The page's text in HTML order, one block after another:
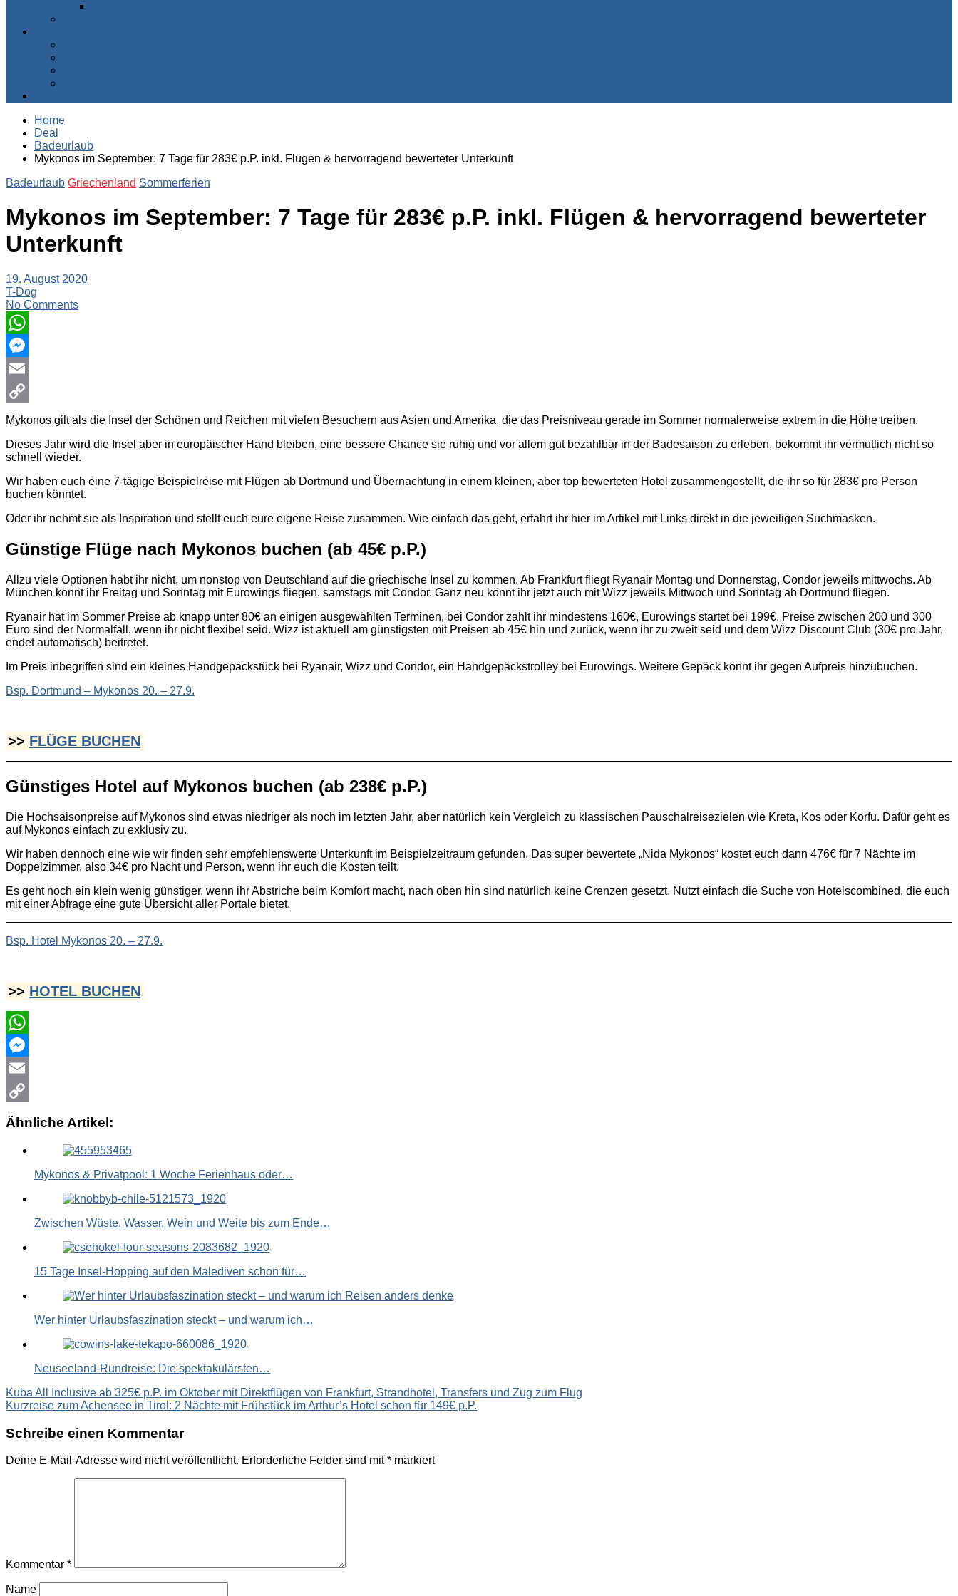
Home
Deal
Badeurlaub
Mykonos im September: 7 Tage für 283€ p.P. inkl. Flügen & hervorragend bewerteter Unterkunft
Badeurlaub Griechenland Sommerferien
Mykonos im September: 7 Tage für 283€ p.P. inkl. Flügen & hervorragend bewerteter
Unterkunft
19. August 2020
T-Dog
No Comments
WhatsApp
Messenger
Email
Copy
Mykonos gilt als die Insel der Schönen und Reichen mit vielen Besuchern aus Asien und Amerika, die das Preisniveau gerade im Sommer normalerweise extrem in die Höhe treiben.
Dieses Jahr wird die Insel aber in europäischer Hand bleiben, eine bessere Chance sie ruhig und vor allem gut bezahlbar in der Badesaison zu erleben, bekommt ihr vermutlich nicht so
schnell wieder.
Wir haben euch eine 7-tägige Beispielreise mit Flügen ab Dortmund und Übernachtung in einem kleinen, aber top bewerteten Hotel zusammengestellt, die ihr so für 283€ pro Person
buchen könntet.
Oder ihr nehmt sie als Inspiration und stellt euch eure eigene Reise zusammen. Wie einfach das geht, erfahrt ihr hier im Artikel mit Links direkt in die jeweiligen Suchmasken.
Günstige Flüge nach Mykonos buchen (ab 45€ p.P.)
Allzu viele Optionen habt ihr nicht, um nonstop von Deutschland auf die griechische Insel zu kommen. Ab Frankfurt fliegt Ryanair Montag und Donnerstag, Condor jeweils mittwochs. Ab
München könnt ihr Freitag und Sonntag mit Eurowings fliegen, samstags mit Condor. Ganz neu könnt ihr jetzt auch mit Wizz jeweils Mittwoch und Sonntag ab Dortmund fliegen.
Ryanair hat im Sommer Preise ab knapp unter 80€ an einigen ausgewählten Terminen, bei Condor zahlt ihr mindestens 160€, Eurowings startet bei 199€. Preise zwischen 200 und 300
Euro sind der Normalfall, wenn ihr nicht flexibel seid. Wizz ist aktuell am günstigsten mit Preisen ab 45€ hin und zurück, wenn ihr zu zweit seid und dem Wizz Discount Club (30€ pro Jahr,
endet automatisch) beitretet.
Im Preis inbegriffen sind ein kleines Handgepäckstück bei Ryanair, Wizz und Condor, ein Handgepäckstrolley bei Eurowings. Weitere Gepäck könnt ihr gegen Aufpreis hinzubuchen.
Bsp. Dortmund – Mykonos 20. – 27.9.
>> FLÜGE BUCHEN
Günstiges Hotel auf Mykonos buchen (ab 238€ p.P.)
Die Hochsaisonpreise auf Mykonos sind etwas niedriger als noch im letzten Jahr, aber natürlich kein Vergleich zu klassischen Pauschalreisezielen wie Kreta, Kos oder Korfu. Dafür geht es
auf Mykonos einfach zu exklusiv zu.
Wir haben dennoch eine wie wir finden sehr empfehlenswerte Unterkunft im Beispielzeitraum gefunden. Das super bewertete „Nida Mykonos“ kostet euch dann 476€ für 7 Nächte im
Doppelzimmer, also 34€ pro Nacht und Person, wenn ihr euch die Kosten teilt.
Es geht noch ein klein wenig günstiger, wenn ihr Abstriche beim Komfort macht, nach oben hin sind natürlich keine Grenzen gesetzt. Nutzt einfach die Suche von Hotelscombined, die euch
mit einer Abfrage eine gute Übersicht aller Portale bietet.
Bsp. Hotel Mykonos 20. – 27.9.
>> HOTEL BUCHEN
WhatsApp
Messenger
Email
Copy
Ähnliche Artikel:
Mykonos & Privatpool: 1 Woche Ferienhaus oder…
Zwischen Wüste, Wasser, Wein und Weite bis zum Ende…
15 Tage Insel-Hopping auf den Malediven schon für…
Wer hinter Urlaubsfaszination steckt – und warum ich…
Neuseeland-Rundreise: Die spektakulärsten…
Beitragsnavigation
Kuba All Inclusive ab 325€ p.P. im Oktober mit Direktflügen von Frankfurt, Strandhotel, Transfers und Zug zum Flug
Kurzreise zum Achensee in Tirol: 2 Nächte mit Frühstück im Arthur’s Hotel schon für 149€ p.P.
Schreibe einen Kommentar
Deine E-Mail-Adresse wird nicht veröffentlicht. Erforderliche Felder sind mit* markiert
Kommentar *
Name